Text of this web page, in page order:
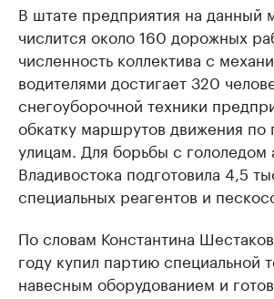
В штате предприятия на данный
числится около 160 дорожных
численность коллектива с
водителями достигает 320
снегоуборочной техники
обкатку маршрутов движения по
улицам. Для борьбы с гололедом
Владивостока подготовила 4,5
специальных реагентов и
По словам Константина
году купил партию специальной
навесным оборудованием и